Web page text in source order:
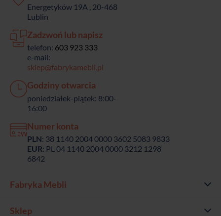
Energetyków 19A , 20-468
Lublin
Zadzwoń lub napisz
telefon: 603 923 333
e-mail:
sklep@fabrykamebli.pl
Godziny otwarcia
poniedziałek-piątek: 8:00-
16:00
Numer konta
PLN: 38 1140 2004 0000 3602 5083 9833
EUR: PL 04 1140 2004 0000 3212 1298
6842
Fabryka Mebli
Sklep